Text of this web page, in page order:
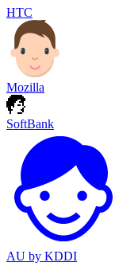
HTC
Mozilla
SoftBank
AU by KDDI